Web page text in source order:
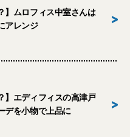
】ムロフィス中室さんは
アレンジ
>
】エディフィスの高津戸
デを小物で上品に
>